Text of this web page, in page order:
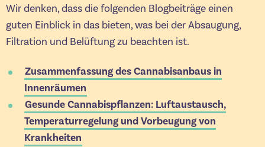
Wir denken, dass die folgenden Blogbeiträge einen
guten Einblick in das bieten, was bei der Absaugung,
Filtration und Belüftung zu beachten ist.
Zusammenfassung des Cannabisanbaus in
Innenräumen
Gesunde Cannabispflanzen: Luftaustausch,
Temperaturregelung und Vorbeugung von
Krankheiten